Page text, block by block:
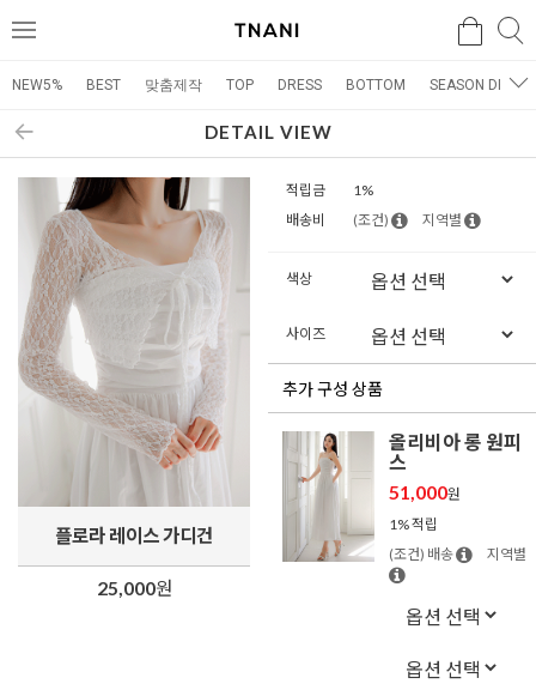
메
검색
NEW5% BEST 맞춤제작 TOP DRESS BOTTOM SEASON DRESS
DETAIL VIEW
플로라 레이스 가디건
25,000원
적립금
1%
배송비
(조건) 지역별
색상
사이즈
추가 구성 상품
올리비아 롱 원피
스
51,000원
1% 적립
(조건) 배송
지역별